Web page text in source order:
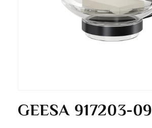
openen
in
GEESA 917203-09